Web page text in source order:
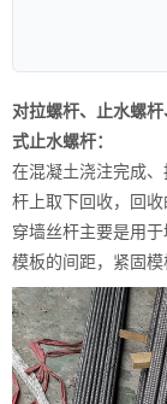
对拉螺杆、止水螺
式止水螺杆：
在混凝土浇注完成
杆上取下回收，回收
穿墙丝杆主要是用
模板的间距，紧固模